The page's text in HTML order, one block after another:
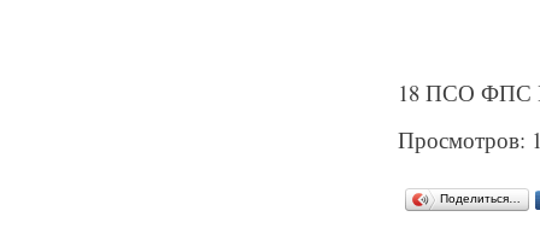
18 ПСО ФПС
Просмотров:
Поделиться…